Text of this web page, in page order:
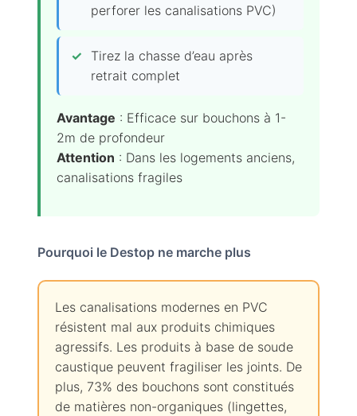
perforer les canalisations PVC)
Tirez la chasse d’eau après
retrait complet
Avantage : Efficace sur bouchons à 1-
2m de profondeur
Attention : Dans les logements anciens,
canalisations fragiles
Pourquoi le Destop ne marche plus
Les canalisations modernes en PVC
résistent mal aux produits chimiques
agressifs. Les produits à base de soude
caustique peuvent fragiliser les joints. De
plus, 73% des bouchons sont constitués
de matières non-organiques (lingettes,